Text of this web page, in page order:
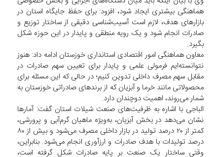
هماهنگی بیشتری ایجاد شود، افزود: برای حفظ جایگاه استان در
بازار‌های هدف، لازم است آسیب‌شناسی دقیقی از ساختار توزیع و
صادرات انجام شود و یک رویه منطقی و پایدار در این حوزه شکل
بگیرد.
معاون هماهنگی امور اقتصادی استانداری خوزستان ادامه داد: هنوز
نتوانسته‌ایم فرمولی علمی و پایدار برای تعیین سهم صادرات در
مقابل سهم مصرف داخلی تدوین کنیم؛ در حالی که این مسئله برای
محصولاتی مانند خرما و آبزیان که از برند‌های صادراتی خوزستان به
شمار می‌روند، اهمیت دوچندان دارد.
الباجی با اشاره به ظرفیت‌های صنعت شیلات استان گفت: آمار‌ها
نشان می‌دهد در بخش آبزیان، به‌ویژه ماهیان گرم‌آبی و پرورشی،
کمتر از ۲۰ درصد تولید در بازار داخلی مصرف می‌شود و بیش از ۸۰
درصد تولیدات با هدف صادرات و ارزآوری انجام می‌شود. بنابراین،
وقتی ساختار یک صنعت بر پایه صادرات شکل گرفته است،